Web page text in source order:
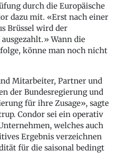
durch die Europäische
dazu mit. «Erst nach einer
Brüssel wird der
Wann die
könne man noch nicht
Mitarbeiter, Partner und
der Bundesregierung und
für ihre Zusage», sagte
Condor sei ein operativ
welches auch
Ergebnis verzeichnen
für die saisonal bedingt